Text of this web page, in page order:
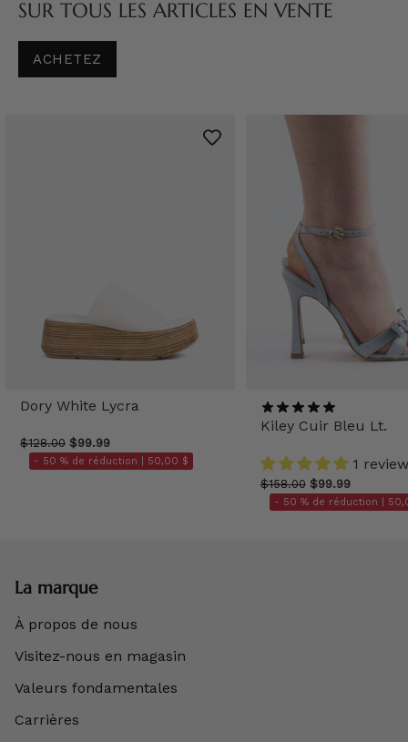
SUR TOUS LES ARTICLES EN VENTE
ACHETEZ
Dory White Lycra
$128.00 $99.99
- 50 % de réduction | 50,00 $
Kiley Cuir Bleu Lt.
1 review
$158.00 $99.99
- 50 % de réduction |
La marque
À propos de nous
Visitez-nous en magasin
Valeurs fondamentales
Carrières